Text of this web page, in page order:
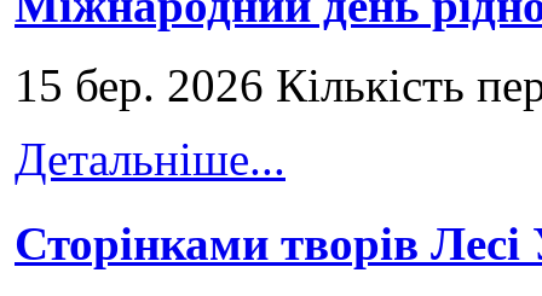
15 бер. 2026 Кількість
Детальніше...
Сторінками творів